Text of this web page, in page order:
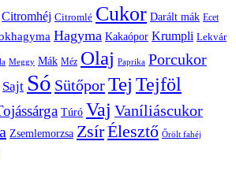
Citromhéj Citromlé Cukor Darált mák Ecet
Hagyma Kakaópor Krumpli Lekvár
Meggy Mák Méz Olaj Paprika Porcukor
Sajt Só SütőporTej Tejföl
Túró Vaj Vaníliáscukor
Zsemlemorzsa ZsírÉlesztő Őrölt fahéj